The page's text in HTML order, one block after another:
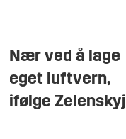
Nær ved å lage
eget luftvern,
ifølge Zelenskyj